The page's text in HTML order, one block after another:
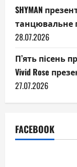
SHYMAN
танцювальне
28.07.2026
П’ять пісень
Vivid Rose
27.07.2026
FACEBOOK